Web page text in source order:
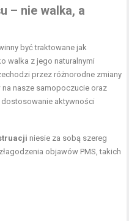
– nie walka, a
być traktowane jak
walka z jego naturalnymi
przez różnorodne zmiany
na nasze samopoczucie oraz
aktywności
niesie za sobą szereg
objawów PMS, takich